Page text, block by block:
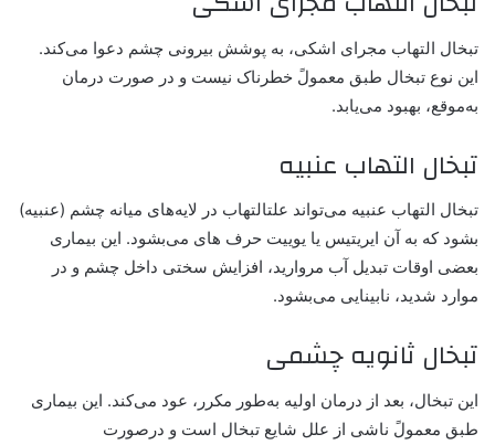
تبخال التهاب مجرای اشکی، به پوشش بیرونی چشم دعوا می‌کند.
این نوع تبخال طبق معمولً خطرناک نیست و در صورت درمان
به‌موقع، بهبود می‌یابد.
تبخال التهاب عنبیه
تبخال التهاب عنبیه می‌تواند علتالتهاب در لایه‌های میانه چشم (عنبیه)
بشود که به آن ایریتیس یا یوییت حرف های می‌بشود. این بیماری
بعضی اوقات تبدیل آب مروارید، افزایش سختی داخل چشم و در
موارد شدید، نابینایی می‌بشود.
تبخال ثانویه چشمی
این تبخال، بعد از درمان اولیه به‌طور مکرر، عود می‌کند. این بیماری
طبق معمولً ناشی از علل شایع تبخال است و درصورت